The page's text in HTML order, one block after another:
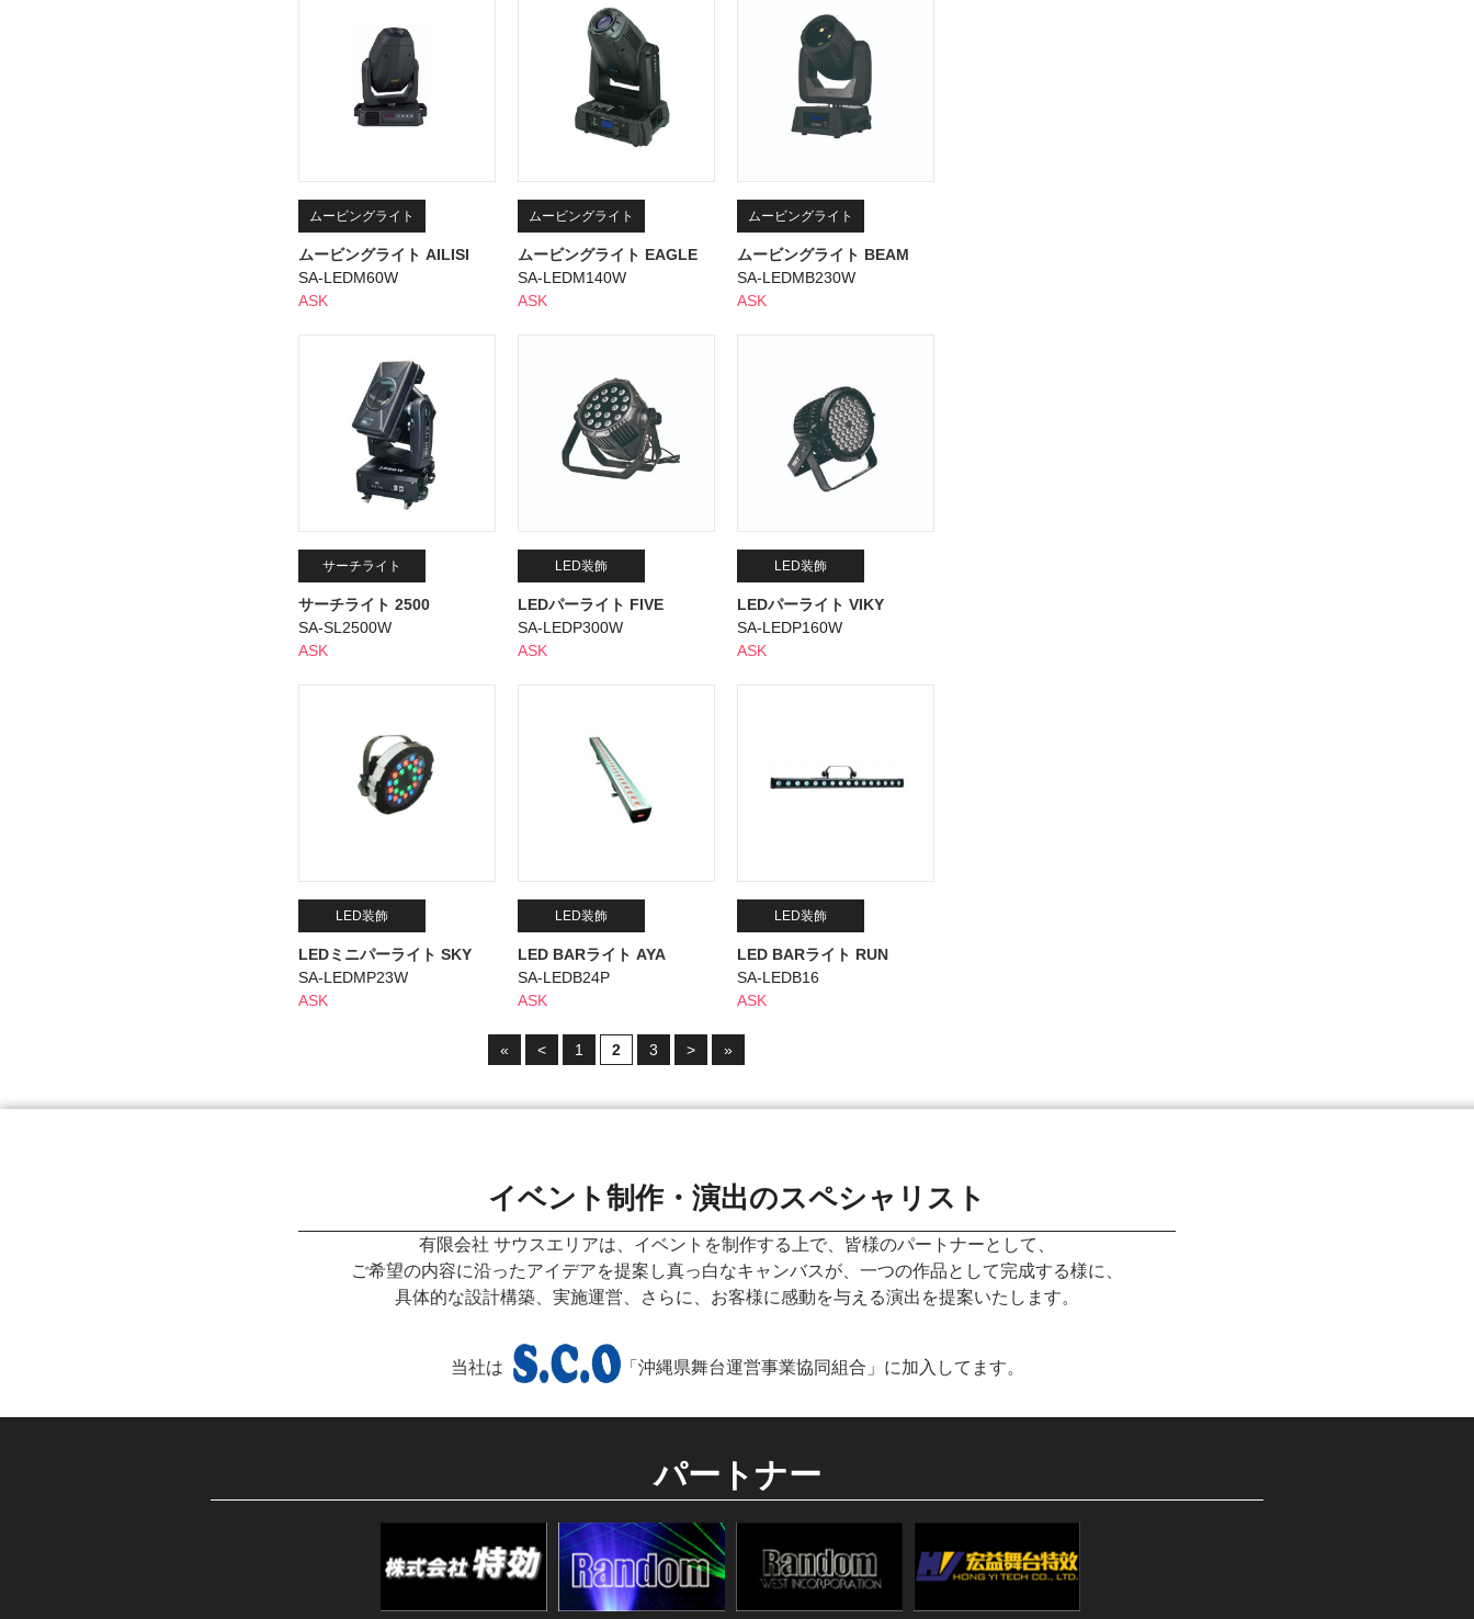
ムービングライト
ムービングライト AILISI
SA-LEDM60W
ASK
ムービングライト
ムービングライト EAGLE
SA-LEDM140W
ASK
ムービングライト
ムービングライト BEAM
SA-LEDMB230W
ASK
サーチライト
サーチライト 2500
SA-SL2500W
ASK
LED装飾
LEDパーライト FIVE
SA-LEDP300W
ASK
LED装飾
LEDパーライト VIKY
SA-LEDP160W
ASK
LED装飾
LEDミニパーライト SKY
SA-LEDMP23W
ASK
LED装飾
LED BARライト AYA
SA-LEDB24P
ASK
LED装飾
LED BARライト RUN
SA-LEDB16
ASK
« < 1 2 3 > »
イベント制作・演出のスペシャリスト
有限会社 サウスエリアは、イベントを制作する上で、皆様のパートナーとして、
ご希望の内容に沿ったアイデアを提案し真っ白なキャンバスが、一つの作品として完成する様に、
具体的な設計構築、実施運営、さらに、お客様に感動を与える演出を提案いたします。
当社は 「沖縄県舞台運営事業協同組合」に加入してます。
パートナー